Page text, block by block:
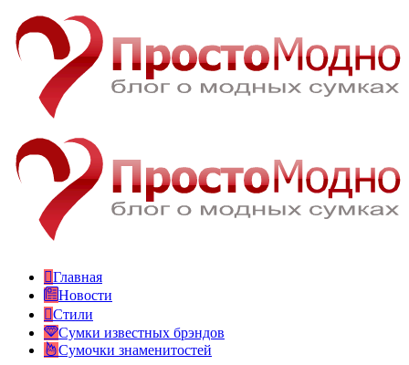
Главная
Новости
Стили
Сумки известных брэндов
Сумочки знаменитостей